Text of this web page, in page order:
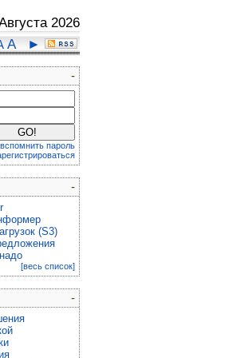
2026
A ►
-
вспомнить пароль
-
(S3)
[весь список]
-